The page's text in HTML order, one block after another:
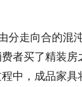
分走向合的混
者买了精装
中，成品家具